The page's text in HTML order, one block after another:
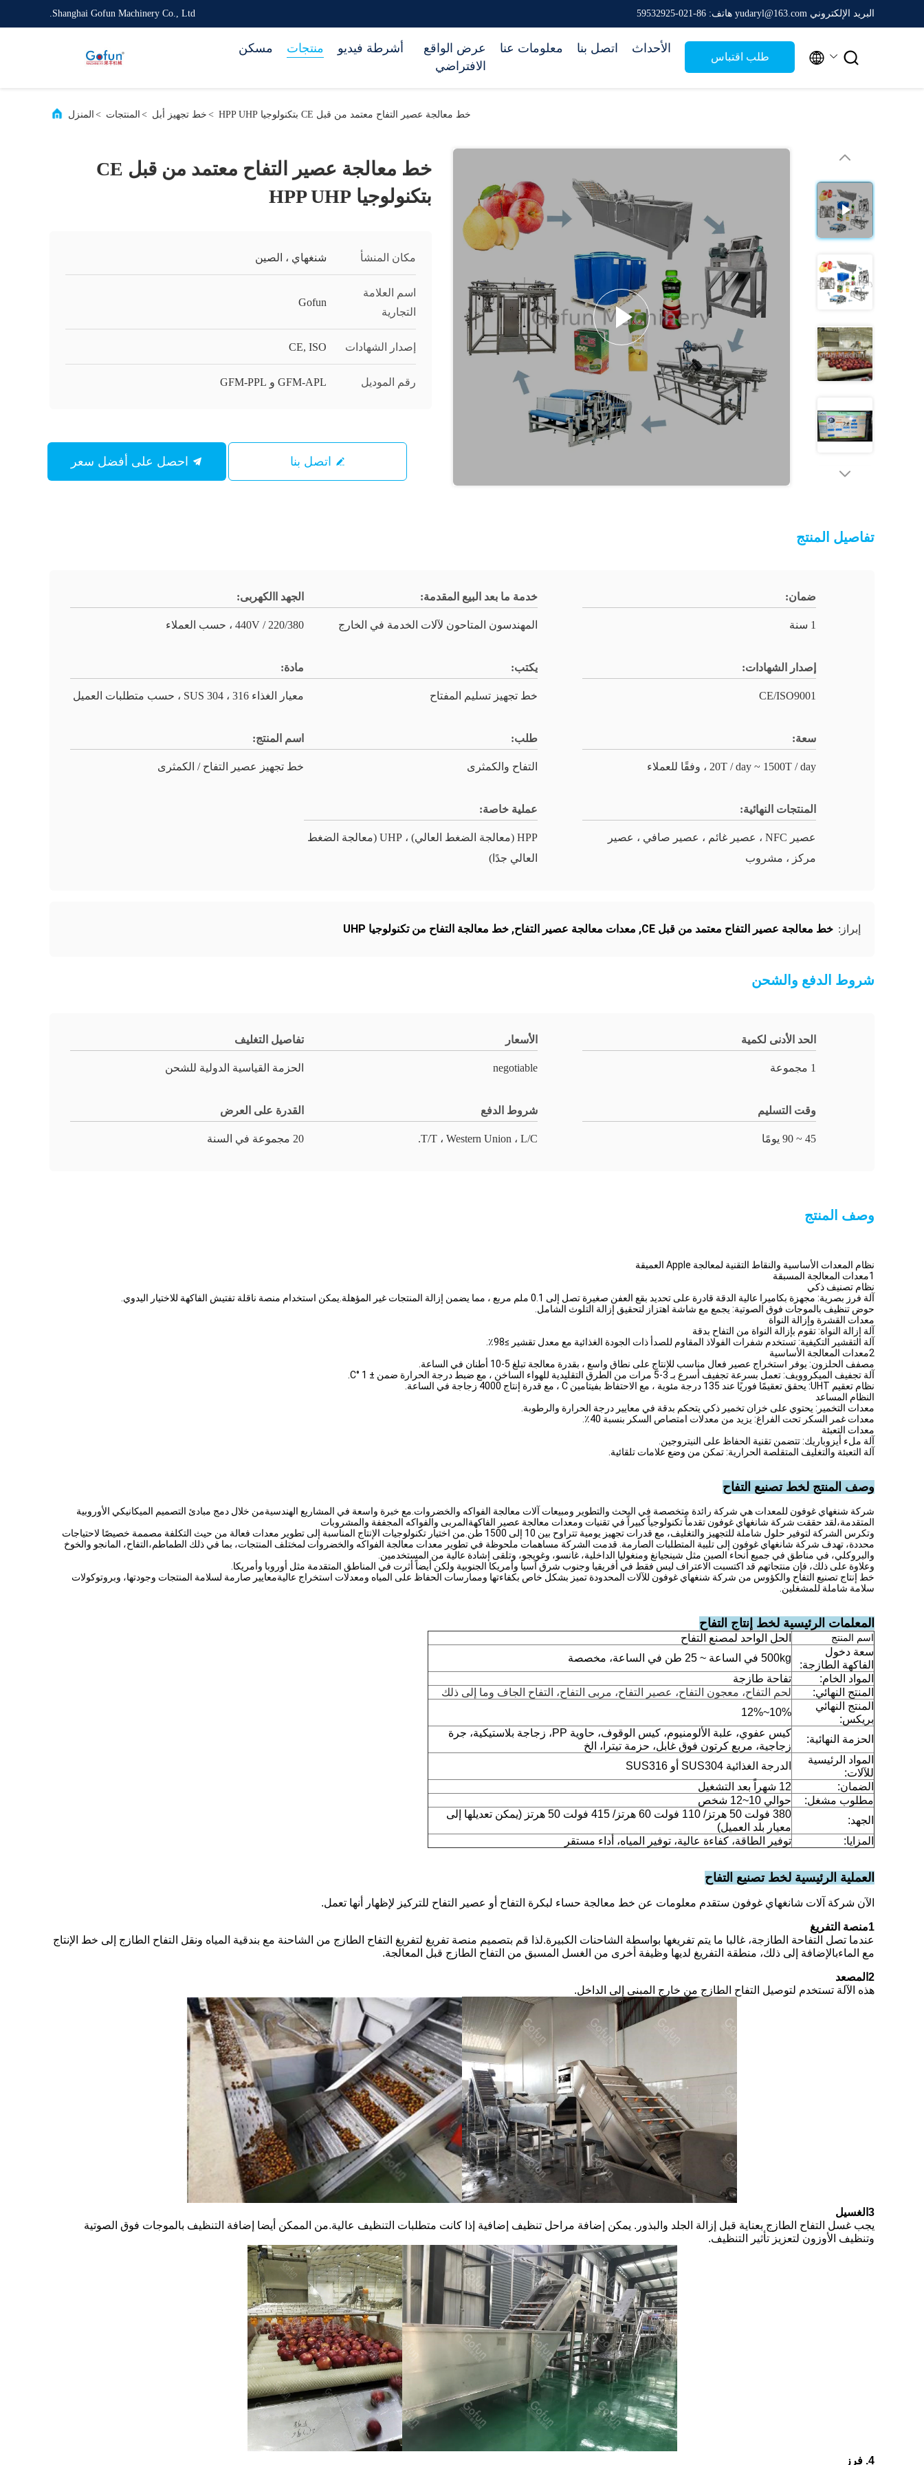
Shanghai Gofun Machinery Co., Ltd. البريد الإلكتروني yudaryl@163.com هاتف: 86-021-59532925
مسكن منتجات أشرطة فيديو
عرض الواقع
الافتراضي
معلومات عنا اتصل بنا الأحداث
طلب اقتباس  
المنزل > المنتجات > خط تجهيز أبل > خط معالجة عصير التفاح معتمد من قبل CE بتكنولوجيا HPP UHP
خط معالجة عصير التفاح معتمد من قبل CE
بتكنولوجيا HPP UHP
مكان المنشأ شنغهاي ، الصين
اسم العلامة
التجارية
Gofun
إصدار الشهادات CE, ISO
رقم الموديل GFM-APL و GFM-PPL
اتصل بنا
تفاصيل المنتج
ضمان:
1 سنة
خدمة ما بعد البيع المقدمة:
المهندسون المتاحون لآلات الخدمة في الخارج
الجهد االكهربى:
220/380 / 440V ، حسب العملاء
إصدار الشهادات:
CE/ISO9001
يكتب:
خط تجهيز تسليم المفتاح
مادة:
معيار الغذاء SUS 304 ، 316 ، حسب متطلبات العميل
سعة:
20T / day ~ 1500T / day ، وفقًا للعملاء
طلب:
التفاح والكمثرى
اسم المنتج:
خط تجهيز عصير التفاح / الكمثرى
المنتجات النهائية:
عصير NFC ، عصير غائم ، عصير صافي ، عصير
مركز ، مشروب
عملية خاصة:
HPP (معالجة الضغط العالي) ، UHP (معالجة الضغط
العالي جدًا)
إبراز: خط معالجة عصير التفاح معتمد من قبل CE , معدات معالجة عصير التفاح, خط معالجة التفاح من تكنولوجيا UHP
شروط الدفع والشحن
الحد الأدنى لكمية
1 مجموعة
الأسعار
negotiable
تفاصيل التغليف
الحزمة القياسية الدولية للشحن
وقت التسليم
45 ~ 90 يومًا
شروط الدفع
T/T ، Western Union ، L/C.
القدرة على العرض
20 مجموعة في السنة
وصف المنتج
نظام المعدات الأساسية والنقاط التقنية لمعالجة Apple العميقة
1معدات المعالجة المسبقة
نظام تصنيف ذكي
آلة فرز بصرية: مجهزة بكاميرا عالية الدقة قادرة على تحديد بقع العفن صغيرة تصل إلى 0.1 ملم مربع ، مما يضمن إزالة المنتجات غير المؤهلة.يمكن استخدام منصة ناقلة تفتيش الفاكهة للاختيار اليدوي.
حوض تنظيف بالموجات فوق الصوتية: يجمع مع شاشة اهتزاز لتحقيق إزالة التلوث الشامل.
معدات القشرة وإزالة النواة
آلة إزالة النواة: تقوم بإزالة النواة من التفاح بدقة
آلة التقشير التكيفية: تستخدم شفرات الفولاذ المقاوم للصدأ ذات الجودة الغذائية مع معدل تقشير ≥98٪.
2معدات المعالجة الأساسية
مصفف الحلزون: يوفر استخراج عصير فعال مناسب للإنتاج على نطاق واسع ، بقدرة معالجة تبلغ 5-10 أطنان في الساعة.
آلة تجفيف الميكروويف: تعمل بسرعة تجفيف أسرع بـ 3-5 مرات من الطرق التقليدية للهواء الساخن ، مع ضبط درجة الحرارة ضمن ± 1 °C.
نظام تعقيم UHT: يحقق تعقيمًا فوريًا عند 135 درجة مئوية ، مع الاحتفاظ بفيتامين C ، مع قدرة إنتاج 4000 زجاجة في الساعة.
النظام المساعد
معدات التخمير: يحتوي على خزان تخمير ذكي يتحكم بدقة في معايير درجة الحرارة والرطوبة.
معدات غمر السكر تحت الفراغ: يزيد من معدلات امتصاص السكر بنسبة 40٪.
معدات التعبئة
آلة ملء أيزوباريك: تتضمن تقنية الحفاظ على النيتروجين.
آلة التعبئة والتغليف المتقلصة الحرارية: تمكن من وضع علامات تلقائية.
وصف المنتج لخط تصنيع التفاح
شركة شنغهاي غوفون للمعدات هي شركة رائدة متخصصة في البحث والتطوير ومبيعات آلات معالجة الفواكه والخضروات.مع خبرة واسعة في المشاريع الهندسيةمن خلال دمج مبادئ التصميم الميكانيكي الأوروبية
المتقدمة،لقد حققت شركة شانغهاي غوفون تقدماً تكنولوجياً كبيراً في تقنيات ومعدات معالجة عصير الفاكهةالمربى والفواكه المجففة والمشروبات
وتكرس الشركة لتوفير حلول شاملة للتجهيز والتغليف، مع قدرات تجهيز يومية تتراوح بين 10 إلى 1500 طن.من اختيار تكنولوجيات الإنتاج المناسبة إلى تطوير معدات فعالة من حيث التكلفة مصممة خصيصًا لاحتياجات
محددة، تهدف شركة شانغهاي غوفون إلى تلبية المتطلبات الصارمة. قدمت الشركة مساهمات ملحوظة في تطوير معدات معالجة الفواكه والخضروات لمختلف المنتجات، بما في ذلك الطماطم،التفاح، المانجو والخوخ
والبروكلي، في مناطق في جميع أنحاء الصين مثل شينجيانغ ومنغوليا الداخلية، غانسو، وغويجو، وتلقى إشادة عالية من المستخدمين.
وعلاوة على ذلك، فإن منتجاتهم قد اكتسبت الاعتراف ليس فقط في أفريقيا وجنوب شرق آسيا وأمريكا الجنوبية ولكن أيضاً أثرت في المناطق المتقدمة مثل أوروبا وأمريكا.
خط إنتاج تصنيع التفاح والكؤوس من شركة شنغهاي غوفون للآلات المحدودة تميز بشكل خاص بكفاءتها وممارسات الحفاظ على المياه ومعدلات استخراج عاليةمعايير صارمة لسلامة المنتجات وجودتها، وبروتوكولات
سلامة شاملة للمشغلين.
المعلمات الرئيسية لخط إنتاج التفاح
اسم المنتج
الحل الواحد لمصنع التفاح
سعة دخول
الفاكهة الطازجة:
500kg في الساعة ~ 25 طن في الساعة، مخصصة
المواد الخام:
تفاحة طازجة
المنتج النهائي:
لحم التفاح، معجون التفاح، عصير التفاح، مربى التفاح، التفاح الجاف وما إلى ذلك
المنتج النهائي
بريكس:
10%~12%
الحزمة النهائية:
كيس عفوي، علبة الألومنيوم، كيس الوقوف، حاوية PP، زجاجة بلاستيكية، جرة
زجاجية، مربع كرتون فوق غابل، حزمة تيترا، الخ
المواد الرئيسية
للآلات:
الدرجة الغذائية SUS304 أو SUS316
الضمان:
12 شهراً بعد التشغيل
مطلوب مشغل:
حوالي 10~12 شخص
الجهد:
380 فولت 50 هرتز/ 110 فولت 60 هرتز/ 415 فولت 50 هرتز (يمكن تعديلها إلى
معيار بلد العميل)
المزايا:
توفير الطاقة، كفاءة عالية، توفير المياه، أداء مستقر
العملية الرئيسية لخط تصنيع التفاح
الآن شركة آلات شانغهاي غوفون ستقدم معلومات عن خط معالجة حساء لبكرة التفاح أو عصير التفاح للتركيز لإظهار أنها تعمل.
1منصة التفريغ
عندما تصل التفاحة الطازجة، غالبا ما يتم تفريغها بواسطة الشاحنات الكبيرة.لذا قم بتصميم منصة تفريغ لتفريغ التفاح الطازج من الشاحنة مع بندقية المياه ونقل التفاح الطازج إلى خط الإنتاج
مع الماءبالإضافة إلى ذلك، منطقة التفريغ لديها وظيفة أخرى من الغسل المسبق من التفاح الطازج قبل المعالجة.
2المصعد
هذه الآلة تستخدم لتوصيل التفاح الطازج من خارج المبنى إلى الداخل.
3الغسيل
يجب غسل التفاح الطازج بعناية قبل إزالة الجلد والبذور. يمكن إضافة مراحل تنظيف إضافية إذا كانت متطلبات التنظيف عالية.من الممكن أيضا إضافة التنظيف بالموجات فوق الصوتية
وتنظيف الأوزون لتعزيز تأثير التنظيف.
4. فرز